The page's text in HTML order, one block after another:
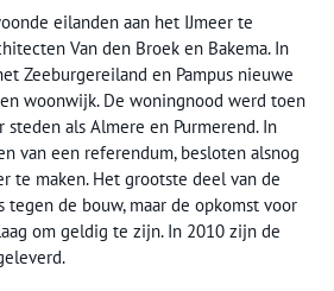
eilanden aan het IJmeer te
Van den Broek en Bakema. In
Zeeburgereiland en Pampus nieuwe
woonwijk. De woningnood werd toen
als Almere en Purmerend. In
van een referendum, besloten alsnog
te maken. Het grootste deel van de
tegen de bouw, maar de opkomst voor
om geldig te zijn. In 2010 zijn de